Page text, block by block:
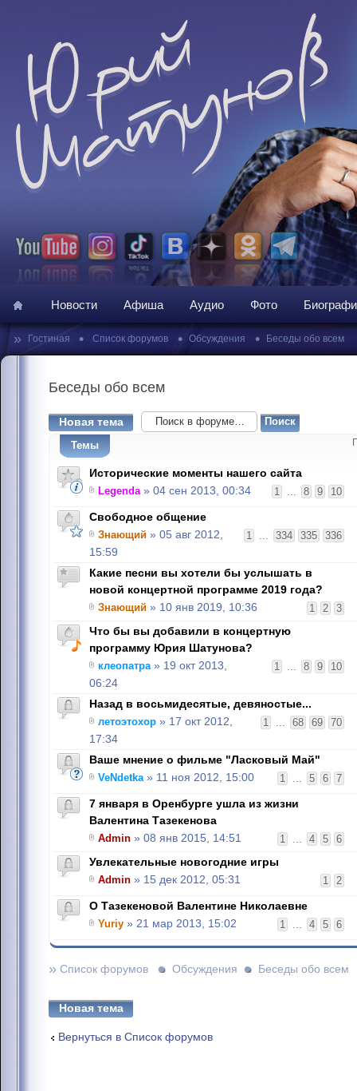
Новости Афиша Аудио Фото
» Гостиная • Список форумов • Обсуждения • Беседы обо всем
Беседы обо всем
Новая тема
Темы
Исторические моменты нашего сайта
1 ... 8 9 10
Legenda» 04 сен 2013, 00:34
Свободное общение
1 ... 334 335 336
Знающий » 05 авг 2012,
15:59
Какие песни вы хотели бы услышать в
новой концертной программе 2019 года?
1 2 3
Знающий » 10 янв 2019, 10:36
Что бы вы добавили в концертную
программу Юрия Шатунова?
1 ... 8 9 10
клеопатра» 19 окт 2013,
06:24
Назад в восьмидесятые, девяностые...
1 ... 68 69 70
летоэтохор » 17 окт 2012,
17:34
Ваше мнение о фильме "Ласковый Май"
1 ... 5 6 7
VeNdetka» 11 ноя 2012, 15:00
7 января в Оренбурге ушла из жизни
Валентина Тазекенова
1 ... 4 5 6
Admin » 08 янв 2015, 14:51
Увлекательные новогодние игры
1 2
Admin » 15 дек 2012, 05:31
О Тазекеновой Валентине Николаевне
1 ... 4 5 6
Yuriy » 21 мар 2013, 15:02
» Список форумов Обсуждения Беседы обо всем
Новая тема
Вернуться в Список форумов